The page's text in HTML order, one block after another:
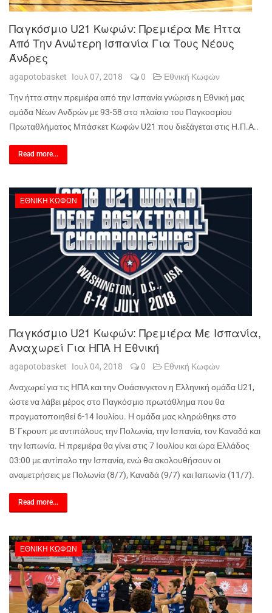
Παγκόσμιο U21 Κωφών: Πρεμιέρα Με Ήττα
Από Την Ανώτερη Ισπανία Για Τους Νέους
Άνδρες
agapotobasket Ιουλ 07, 2018 0 Εθνική Κωφών
Την ήττα στην πρεμιέρα από την Ισπανία γνώρισε η Εθνική μας
ομάδα Νέων Ανδρών με 93-58 στο πλαίσιο του Παγκοσμίου
Πρωταθλήματος Μπάσκετ Κωφών U21 που διεξάγεται στις Η.Π.Α..
Read more...
ΕΘΝΙΚΉ ΚΩΦΏΝ
Παγκόσμιο U21 Κωφών: Πρεμιέρα Με Ισπανία,
Αναχωρεί Για ΗΠΑ Η Εθνική
agapotobasket Ιουλ 04, 2018 0 Εθνική Κωφών
Αναχωρεί για τις ΗΠΑ και την Ουάσινγκτον η Ελληνική ομάδα U21,
ώστε να λάβει μέρος στο Παγκόσμιο πρωτάθλημα που θα
πραγματοποιηθεί 6-14 Ιουλίου. Η ομάδα μας κληρώθηκε στο
Β΄Γκρουπ με αντιπάλους την Πολωνία, την Ισπανία, τον Καναδά και
την Ιαπωνία. Η πρεμιέρα θα γίνει στις 7 Ιουλίου και ώρα Ελλάδος
03:00 με αντίπαλο την Ισπανία, ενώ θα ακολουθήσουν οι
αναμετρήσεις με Πολωνία (8/7), Καναδά (9/7) και Ιαπωνία (11/7).
Read more...
ΕΘΝΙΚΉ ΚΩΦΏΝ